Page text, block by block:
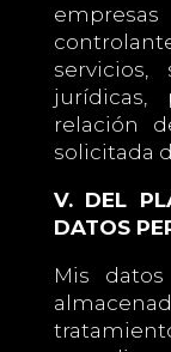
servicios,
jurídicas,
relación
solicitada
V. DEL
DATOS
Mis